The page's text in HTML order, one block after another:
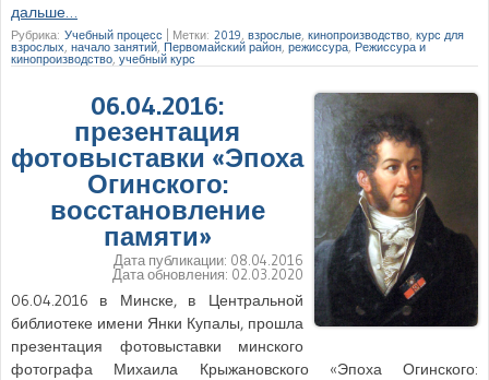
дальше…
Рубрика: Учебный процесс Метки: 2019 взрослые кинопроизводство курс для
взрослых начало занятий Первомайский район режиссура Режиссура и
кинопроизводство учебный курс
06.04.2016:
презентация
фотовыставки «Эпоха
Огинского:
восстановление
памяти»
Дата публикации: 08.04.2016
Дата обновления: 02.03.2020
06.04.2016 в Минске, в Центральной
библиотеке имени Янки Купалы, прошла
презентация фотовыставки минского
фотографа Михаила Крыжановского «Эпоха Огинского: